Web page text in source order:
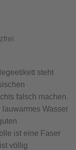
steht
falsch machen.
lauwarmes Wasser
ist eine Faser
völlig